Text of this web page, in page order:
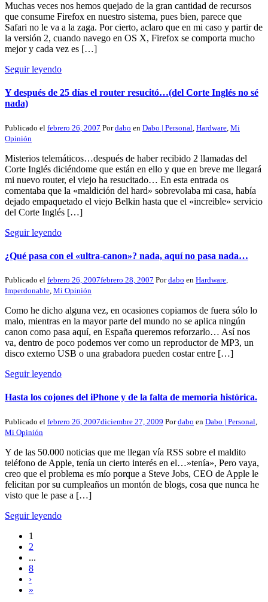
Muchas veces nos hemos quejado de la gran cantidad de recursos
que consume Firefox en nuestro sistema, pues bien, parece que
Safari no le va a la zaga. Por cierto, aclaro que en mi caso y partir de
la versión 2, cuando navego en OS X, Firefox se comporta mucho
mejor y cada vez es […]
Seguir leyendo
Y después de 25 días el router resucitó…(del Corte Inglés no sé
nada)
Publicado el febrero 26, 2007 Pordabo en Dabo | Personal Hardware Mi
Opinión
Misterios telemáticos…después de haber recibido 2 llamadas del
Corte Inglés diciéndome que están en ello y que en breve me llegará
mi nuevo router, el viejo ha resucitado… En esta entrada os
comentaba que la «maldición del hard» sobrevolaba mi casa, había
dejado empaquetado el viejo Belkin hasta que el «increible» servicio
del Corte Inglés […]
Seguir leyendo
¿Qué pasa con el «ultra-canon»? nada, aquí no pasa nada…
Publicado el febrero 26, 2007febrero 28, 2007 Pordabo en Hardware,
Imperdonable, Mi Opinión
Como he dicho alguna vez, en ocasiones copiamos de fuera sólo lo
malo, mientras en la mayor parte del mundo no se aplica ningún
canon como pasa aquí, en España queremos reforzarlo… Así nos
va, dentro de poco podemos ver como un reproductor de MP3, un
disco externo USB o una grabadora pueden costar entre […]
Seguir leyendo
Hasta los cojones del iPhone y de la falta de memoria histórica.
Publicado el febrero 26, 2007diciembre 27, 2009 Pordabo en Dabo | Personal
Mi Opinión
Y de las 50.000 noticias que me llegan vía RSS sobre el maldito
teléfono de Apple, tenía un cierto interés en el…»tenía», Pero vaya,
creo que el problema es mío porque a Steve Jobs, CEO de Apple le
felicitan por su cumpleaños un montón de blogs, cosa que nunca he
visto que le pase a […]
Seguir leyendo
1
2
...
8
›
»